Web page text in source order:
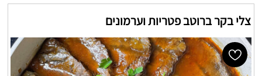
צלי בקר ברוטב פטריות וערמונים